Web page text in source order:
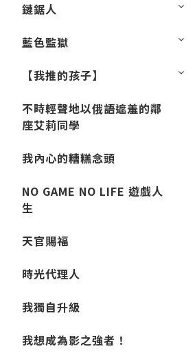
鏈鋸人
藍色監獄
【我推的孩子】
不時輕聲地以俄語遮羞的鄰
座艾莉同學
我內心的糟糕念頭
NO GAME NO LIFE 遊戲人
生
天官賜福
時光代理人
我獨自升級
我想成為影之強者！